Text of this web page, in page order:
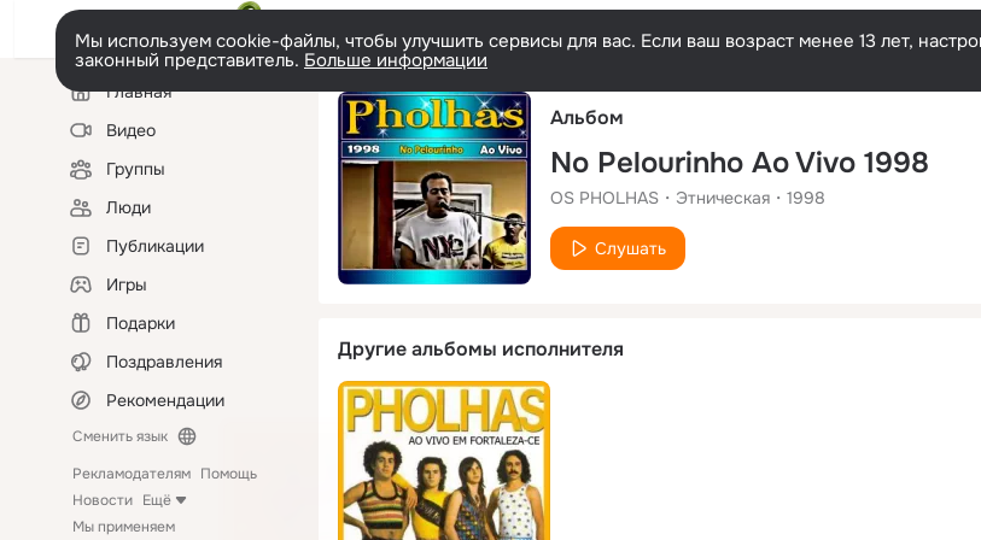
Мы используем cookie-файлы, чтобы улучшить сервисы для вас. Если ваш возраст менее 13 лет,
законный представитель. Больше информации
Левая
колонкаГлавная
Видео
Группы
Люди
Публикации
Игры
Подарки
Поздравления
Рекомендации
Сменить язык
Рекламодателям Помощь
Новости Ещё
Мы применяем
Альбом
No Pelourinho Ao Vivo 1998
OS PHOLHAS Этническая 1998
Слушать
Другие альбомы исполнителя